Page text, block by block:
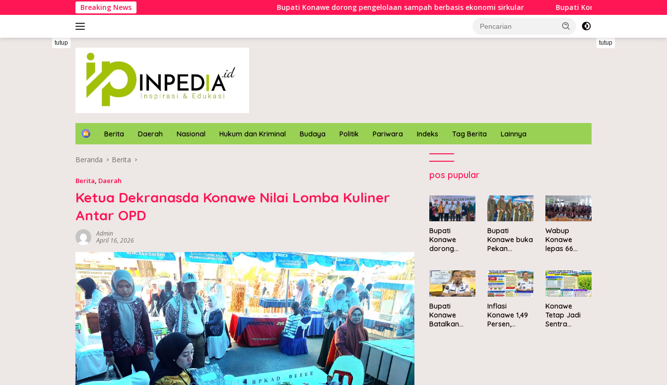
ke
Breaking News Bupati Konawe dorong pengelolaan sampah berbasis ekonomi sirkular Bupati Konawe buka Pekan Olahraga dan Seni
tutup tutup
H
e
Berita Daerah Nasional Hukum dan Kriminal Budaya Politik Pariwara Indeks Tag Berita Lainnya
Beranda Berita
Berita, Daerah
Ketua Dekranasda Konawe Nilai Lomba Kuliner
Antar OPD
Admin
April 16, 2026
pos pupular
Bupati
Konawe
dorong
berbasis
ekonomi
sirkular
Bupati
Konawe buka
Pekan
sambut HUT
ke-81 RI
Wabup
Konawe
lepas 66
Nasional XII
2026 ke
Cibubur
Bupati
Konawe
Batalkan
Inflasi
Konawe 1,49
Persen,
Konawe
Tetap Jadi
Sentra